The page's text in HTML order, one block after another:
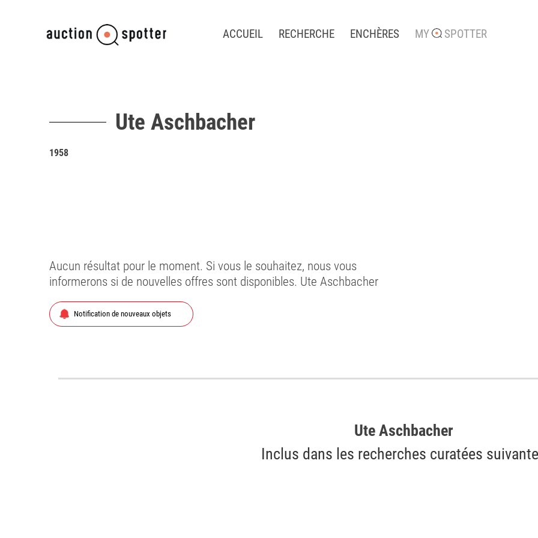
ACCUEIL RECHERCHE ENCHÈRES MY SPOTTER
Ute Aschbacher
1958
Aucun résultat pour le moment. Si vous le souhaitez, nous vous
informerons si de nouvelles offres sont disponibles. Ute Aschbacher
Notification de nouveaux objets
Ute Aschbacher
Inclus dans les recherches curatées